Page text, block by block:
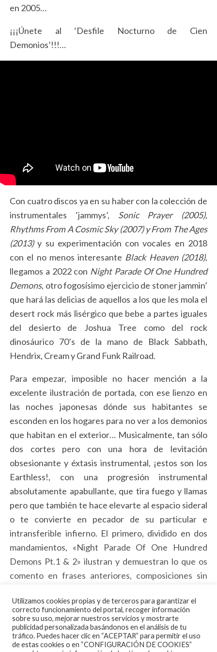
en 2005…
¡¡¡Únete al ‘Desfile Nocturno de Cien
Demonios’!!!…
Con cuatro discos ya en su haber con la colección de
instrumentales ‘jammys’, Sonic Prayer (2005),
Rhythms From A Cosmic Sky (2007) y From The Ages
(2013)y su experimentación con vocales en 2018
con el no menos interesante Black Heaven (2018),
llegamos a 2022 con Night Parade Of One Hundred
Demons, otro fogosísimo ejercicio de stoner jammin’
que hará las delicias de aquellos a los que les mola el
desert rock más lisérgico que bebe a partes iguales
del desierto de Joshua Tree como del rock
dinosáurico 70’s de la mano de Black Sabbath,
Hendrix, Cream y Grand Funk Railroad.
Para empezar, imposible no hacer mención a la
excelente ilustración de portada, con ese lienzo en
las noches japonesas dónde sus habitantes se
esconden en los hogares para no ver a los demonios
que habitan en el exterior… Musicalmente, tan sólo
dos cortes pero con una hora de levitación
obsesionante y éxtasis instrumental, ¡estos son los
Earthless!, con una progresión instrumental
absolutamente apabullante, que tira fuego y llamas
pero que también te hace elevarte al espacio sideral
o te convierte en pecador de su particular e
intransferible infierno. El primero, dividido en dos
mandamientos, «Night Parade Of One Hundred
Demons Pt.1 & 2» ilustran y demuestran lo que os
comento en frases anteriores, composiciones sin
ambientes y atmósferas, con una progresión que va
calentando motores poco a poco pasando de la
psicodelia y el hipnotismo a la explosión instrumental
final en donde Hendrix, Iommi, Page y Clapton se
Utilizamos cookies propias y de terceros para garantizar el
correcto funcionamiento del portal, recoger información
sobre su uso, mejorar nuestros servicios y mostrarte
publicidad personalizada basándonos en el análisis de tu
tráfico. Puedes hacer clic en “ACEPTAR” para permitir el uso
de estas cookies o en “CONFIGURACIÓN DE COOKIES”